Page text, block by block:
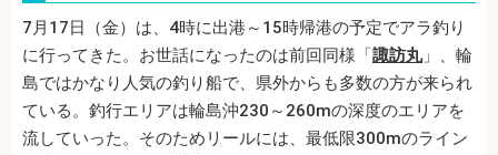
7月17日（金）は、4時に出港～15時帰港の予定でアラ釣り
に行ってきた。お世話になったのは前回同様「 諏訪丸」、輪
島ではかなり人気の釣り船で、県外からも多数の方が来られ
ている。釣行エリアは輪島沖230～260mの深度のエリアを
流していった。そのためリールには、最低限300mのライン